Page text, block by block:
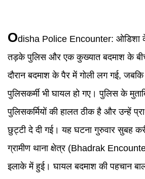
Odisha Police Encounter: ओडिशा
तड़के पुलिस और एक कुख्यात बदमाश के
दौरान बदमाश के पैर में गोली लग गई, जबकि
पुलिसकर्मी भी घायल हो गए। पुलिस के
पुलिसकर्मियों की हालत ठीक है और उन्हें
छुट्टी दे दी गई। यह घटना गुरुवार सुबह
ग्रामीण थाना क्षेत्र (Bhadrak
इलाके में हुई। घायल बदमाश की पहचान